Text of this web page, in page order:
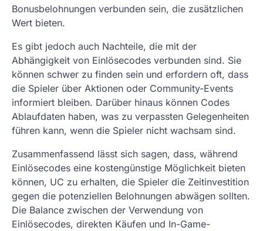
Bonusbelohnungen verbunden sein, die zusätzlichen
Wert bieten.
Es gibt jedoch auch Nachteile, die mit der
Abhängigkeit von Einlösecodes verbunden sind. Sie
können schwer zu finden sein und erfordern oft, dass
die Spieler über Aktionen oder Community-Events
informiert bleiben. Darüber hinaus können Codes
Ablaufdaten haben, was zu verpassten Gelegenheiten
führen kann, wenn die Spieler nicht wachsam sind.
Zusammenfassend lässt sich sagen, dass, während
Einlösecodes eine kostengünstige Möglichkeit bieten
können, UC zu erhalten, die Spieler die Zeitinvestition
gegen die potenziellen Belohnungen abwägen sollten.
Die Balance zwischen der Verwendung von
Einlösecodes, direkten Käufen und In-Game-